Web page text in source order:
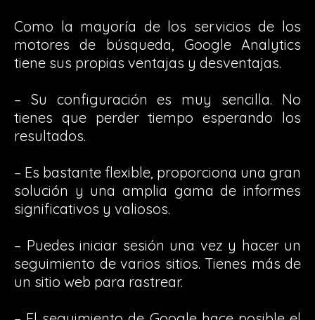
Como la mayoría de los servicios de los
motores de búsqueda, Google Analytics
tiene sus propias ventajas y desventajas.
– Su configuración es muy sencilla. No
tienes que perder tiempo esperando los
resultados.
– Es bastante flexible, proporciona una gran
solución y una amplia gama de informes
significativos y valiosos.
– Puedes iniciar sesión una vez y hacer un
seguimiento de varios sitios. Tienes más de
un sitio web para rastrear.